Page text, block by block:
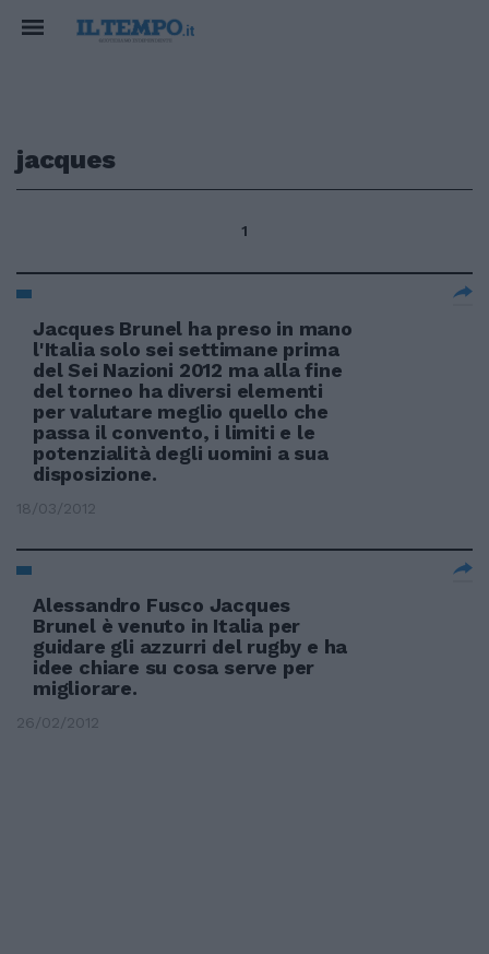
jacques
1
Jacques Brunel ha preso in mano
l'Italia solo sei settimane prima
del Sei Nazioni 2012 ma alla fine
del torneo ha diversi elementi
per valutare meglio quello che
passa il convento, i limiti e le
potenzialità degli uomini a sua
disposizione.
18/03/2012
Alessandro Fusco Jacques
Brunel è venuto in Italia per
guidare gli azzurri del rugby e ha
idee chiare su cosa serve per
migliorare.
26/02/2012